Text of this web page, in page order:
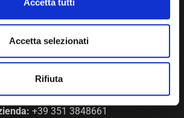
Accetta tutti
Accetta selezionati
Rifiuta
Tenuta La Macchia
Località Casagiustri, 3
Montescudaio (PI)
P.I. 02069010508
+39 351 3848661